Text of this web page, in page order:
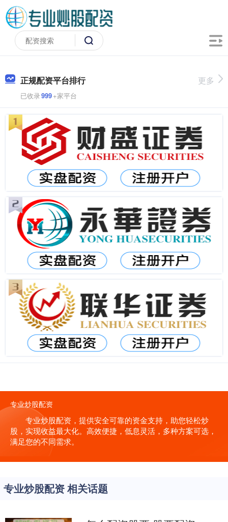
正规配资平台排行
已收录999+家平台
更多
专业炒股配资
专业炒股配资，提供安全可靠的资金支持，助您轻松炒
股，实现收益最大化。高效便捷，低息灵活，多种方案可选，
满足您的不同需求。
专业炒股配资 相关话题